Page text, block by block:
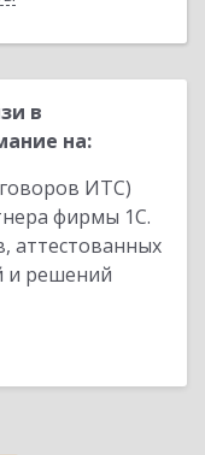
в
на:
ИТС)
фирмы 1С.
аттестованных
и решений